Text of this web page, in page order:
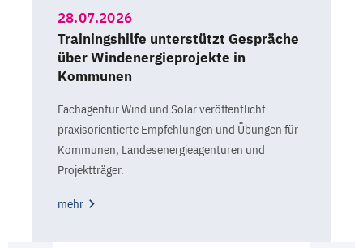
28.07.2026
Trainingshilfe unterstützt Gespräche
über Windenergieprojekte in
Kommunen
Fachagentur Wind und Solar veröffentlicht
praxisorientierte Empfehlungen und Übungen für
Kommunen, Landesenergieagenturen und
Projektträger.
mehr